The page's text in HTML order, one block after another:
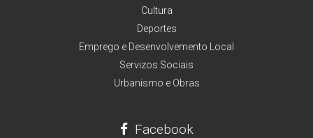
Cultura
Deportes
Emprego e Desenvolvemento Local
Servizos Sociais
Urbanismo e Obras
Facebook